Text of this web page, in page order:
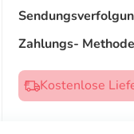
Zahlungs-
Kostenlose